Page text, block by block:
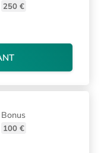
250 €
Bonus
100 €